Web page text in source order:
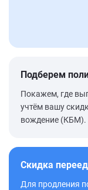
Подберем
Покажем, где
учтём вашу
вождение (КБМ).
Скидка
Для продления